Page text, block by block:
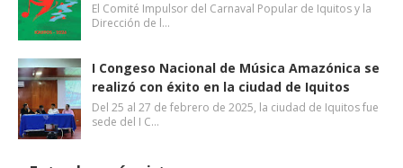
El Comité Impulsor del Carnaval Popular de Iquitos y la
Dirección de l…
I Congeso Nacional de Música Amazónica se
realizó con éxito en la ciudad de Iquitos
Del 25 al 27 de febrero de 2025, la ciudad de Iquitos fue
sede del I C…